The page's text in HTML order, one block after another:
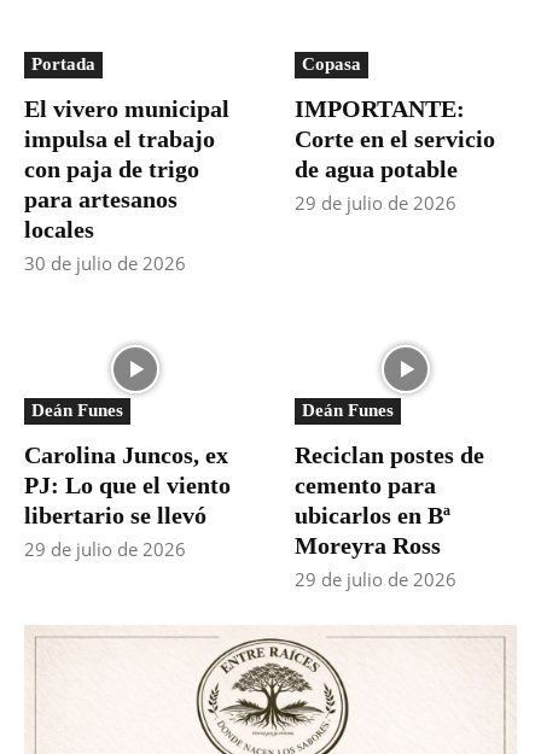
Portada
El vivero municipal
impulsa el trabajo
con paja de trigo
para artesanos
locales
30 de julio de 2026
Copasa
IMPORTANTE:
Corte en el servicio
de agua potable
29 de julio de 2026
Deán Funes
Carolina Juncos, ex
PJ: Lo que el viento
libertario se llevó
29 de julio de 2026
Deán Funes
Reciclan postes de
cemento para
ubicarlos en Bª
Moreyra Ross
29 de julio de 2026